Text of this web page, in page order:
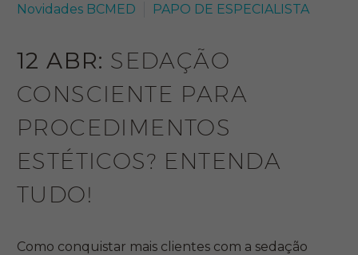
Novidades BCMED
PAPO DE ESPECIALISTA​
12 ABR: SEDAÇÃO
CONSCIENTE PARA
PROCEDIMENTOS
ESTÉTICOS? ENTENDA
TUDO!
Como conquistar mais clientes com a sedação